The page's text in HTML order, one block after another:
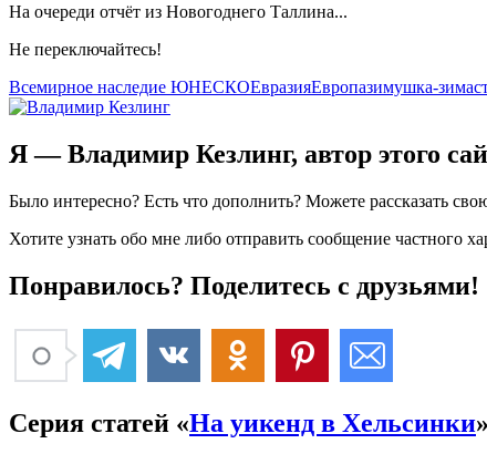
На очереди отчёт из Новогоднего Таллина...
Не переключайтесь!
Всемирное наследие ЮНЕСКОЕвразияЕвропазимушка-зима
Я — Владимир Кезлинг, автор этого
Было интересно? Есть что дополнить? Можете рассказать
Хотите узнать обо мне либо отправить сообщение частного
Понравилось? Поделитесь с друзьями!
Серия статей «На уикенд в Хельсинки»